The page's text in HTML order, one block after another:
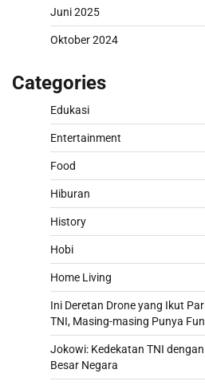
Juni 2025
Oktober 2024
Categories
Edukasi
Entertainment
Food
Hiburan
History
Hobi
Home Living
Ini Deretan Drone yang Ikut
TNI, Masing-masing Punya
Jokowi: Kedekatan TNI
Besar Negara